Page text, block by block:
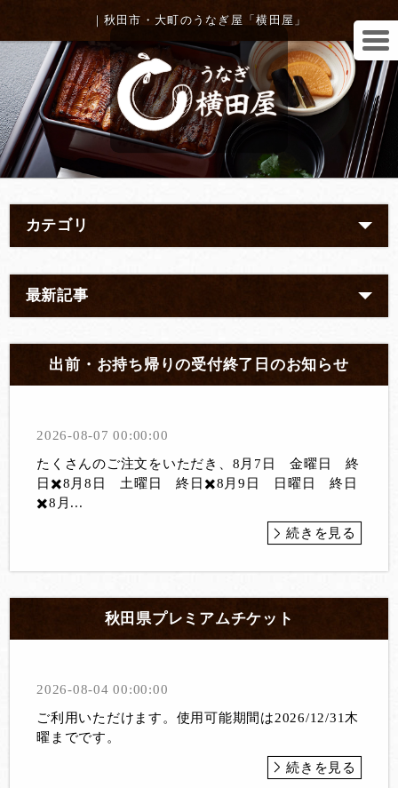
｜秋田市・大町のうなぎ屋「横田屋」
カテゴリ
最新記事
出前・お持ち帰りの受付終了日のお知らせ
2026-08-07 00:00:00
たくさんのご注文をいただき、8月7日 金曜日 終
日✖️8月8日 土曜日 終日✖️8月9日 日曜日 終日
✖️8月...
続きを見る
秋田県プレミアムチケット
2026-08-04 00:00:00
ご利用いただけます。使用可能期間は2026/12/31木
曜までです。
続きを見る